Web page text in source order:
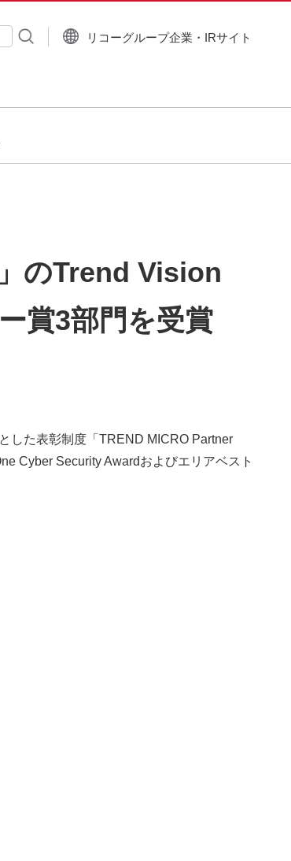
リコーグループ企業・IRサイト
のTrend Vision
賞3部門を受賞
した表彰制度「TREND MICRO Partner
Cyber Security Awardおよびエリアベスト